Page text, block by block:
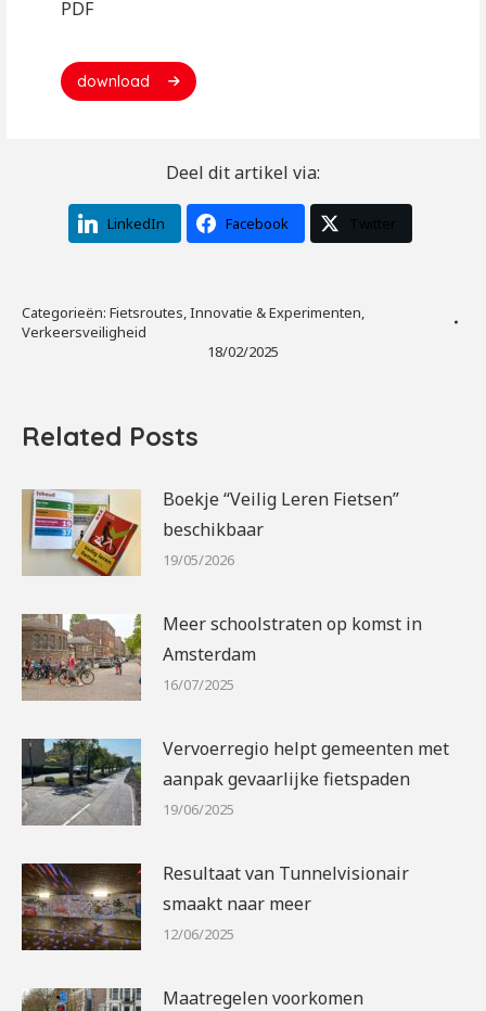
PDF
download
Deel dit artikel via:
LinkedIn Facebook Twitter
Categorieën: Fietsroutes,Innovatie & Experimenten,
Verkeersveiligheid
18/02/2025
Related Posts
Boekje “Veilig Leren Fietsen”
beschikbaar
19/05/2026
Meer schoolstraten op komst in
Amsterdam
16/07/2025
Vervoerregio helpt gemeenten met
aanpak gevaarlijke fietspaden
19/06/2025
Resultaat van Tunnelvisionair
smaakt naar meer
12/06/2025
Maatregelen voorkomen